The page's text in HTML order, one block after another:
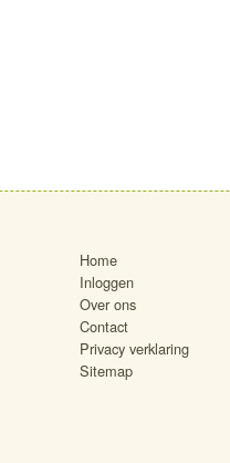
Home
Inloggen
Over ons
Contact
Privacy verklaring
Sitemap